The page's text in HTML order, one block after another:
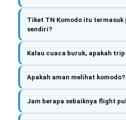
Tiket TN Komodo itu termasuk
sendiri?
Kalau cuaca buruk, apakah
Apakah aman melihat komodo?
Jam berapa sebaiknya flight